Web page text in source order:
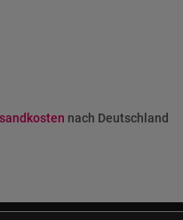
nach Deutschland